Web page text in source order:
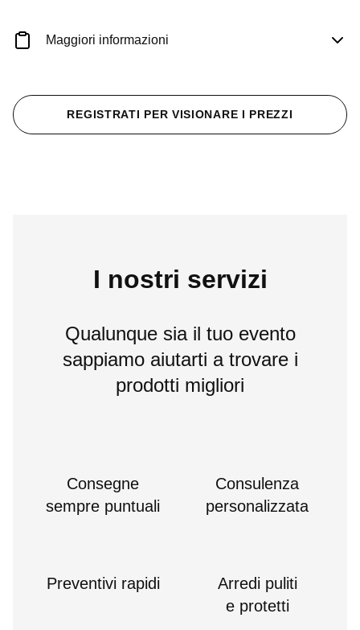
Maggiori informazioni
REGISTRATI PER VISIONARE I PREZZI
I nostri servizi
Qualunque sia il tuo evento
sappiamo aiutarti a trovare i
prodotti migliori
Consegne
sempre puntuali
Consulenza
personalizzata
Preventivi rapidi
Arredi puliti
e protetti